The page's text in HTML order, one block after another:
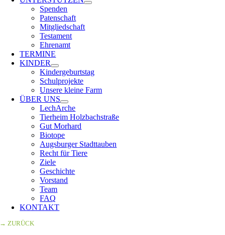
Spenden
Patenschaft
Mitgliedschaft
Testament
Ehrenamt
TERMINE
KINDER
Kindergeburtstag
Schulprojekte
Unsere kleine Farm
ÜBER UNS
LechArche
Tierheim Holzbachstraße
Gut Morhard
Biotope
Augsburger Stadttauben
Recht für Tiere
Ziele
Geschichte
Vorstand
Team
FAQ
KONTAKT
→ ZURÜCK